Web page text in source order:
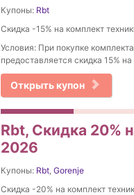
Купоны: Rbt
Скидка -15% на комплект
Условия: При покупке
предоставляется скидка 15%
Открыть купон
Rbt, Скидка 20%
2026
Купоны: Rbt, Gorenje
Скидка -20% на комплект